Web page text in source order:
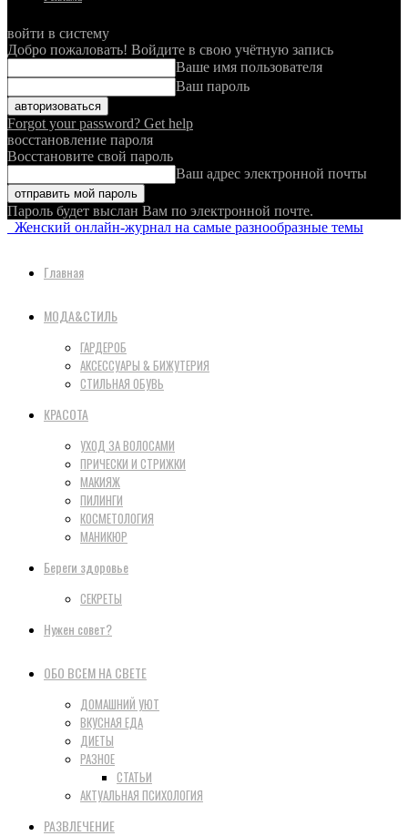
войти в систему
Добро пожаловать! Войдите в свою учётную запись
Ваше имя пользователя
Ваш пароль
Forgot your password? Get help
восстановление пароля
Восстановите свой пароль
Ваш адрес электронной почты
Пароль будет выслан Вам по электронной почте.
Женский онлайн-журнал на самые разнообразные темы
Главная
МОДА&СТИЛЬ
ГАРДЕРОБ
АКСЕССУАРЫ & БИЖУТЕРИЯ
СТИЛЬНАЯ ОБУВЬ
КРАСОТА
УХОД ЗА ВОЛОСАМИ
ПРИЧЕСКИ И СТРИЖКИ
МАКИЯЖ
ПИЛИНГИ
КОСМЕТОЛОГИЯ
МАНИКЮР
Береги здоровье
СЕКРЕТЫ
Нужен совет?
ОБО ВСЕМ НА СВЕТЕ
ДОМАШНИЙ УЮТ
ВКУСНАЯ ЕДА
ДИЕТЫ
РАЗНОЕ
СТАТЬИ
АКТУАЛЬНАЯ ПСИХОЛОГИЯ
РАЗВЛЕЧЕНИЕ